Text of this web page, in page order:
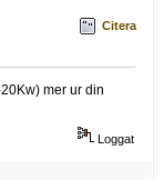
Citera
mer ur din
Loggat